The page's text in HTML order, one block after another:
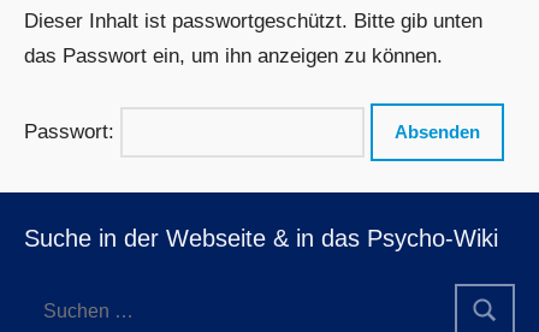
Dieser Inhalt ist passwortgeschützt. Bitte gib unten
das Passwort ein, um ihn anzeigen zu können.
Passwort:
Suche in der Webseite & in das Psycho-Wiki